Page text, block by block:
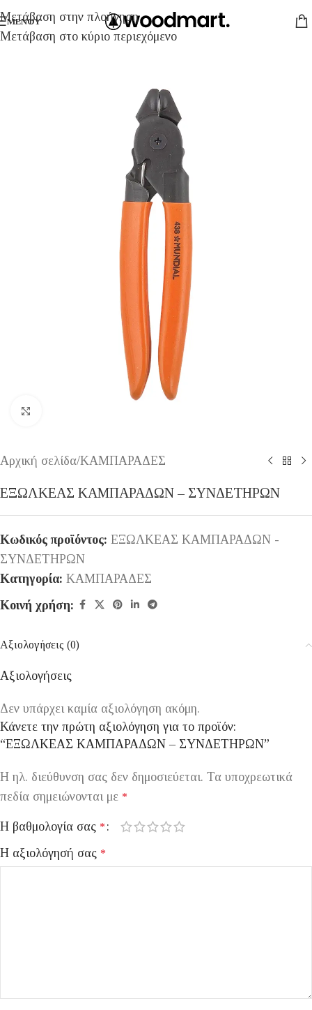
Μετάβαση στην πλοήγηση
Μετάβαση στο κύριο περιεχόμενο
ΜΕΝΟΎ
Αρχική σελίδα/ΚΑΜΠΑΡΑΔΕΣ
ΕΞΩΛΚΕΑΣ ΚΑΜΠΑΡΑΔΩΝ – ΣΥΝΔΕΤΗΡΩΝ
Κωδικός προϊόντος: ΕΞΩΛΚΕΑΣ ΚΑΜΠΑΡΑΔΩΝ -
ΣΥΝΔΕΤΗΡΩΝ
Κατηγορία: ΚΑΜΠΑΡΑΔΕΣ
Κοινή χρήση:
Αξιολογήσεις (0)
Αξιολογήσεις
Δεν υπάρχει καμία αξιολόγηση ακόμη.
Κάνετε την πρώτη αξιολόγηση για το προϊόν:
“ΕΞΩΛΚΕΑΣ ΚΑΜΠΑΡΑΔΩΝ – ΣΥΝΔΕΤΗΡΩΝ”
Η ηλ. διεύθυνση σας δεν δημοσιεύεται. Τα υποχρεωτικά
πεδία σημειώνονται με *
Η βαθμολογία σας *
Η αξιολόγησή σας *